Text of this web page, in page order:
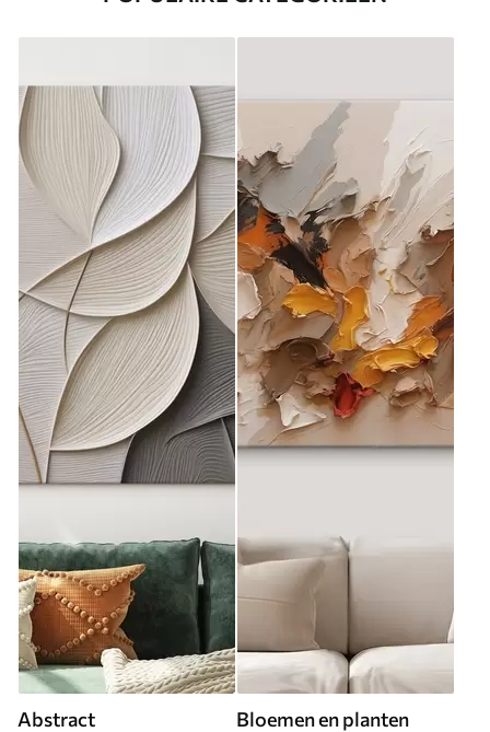
Abstract Bloemen en planten